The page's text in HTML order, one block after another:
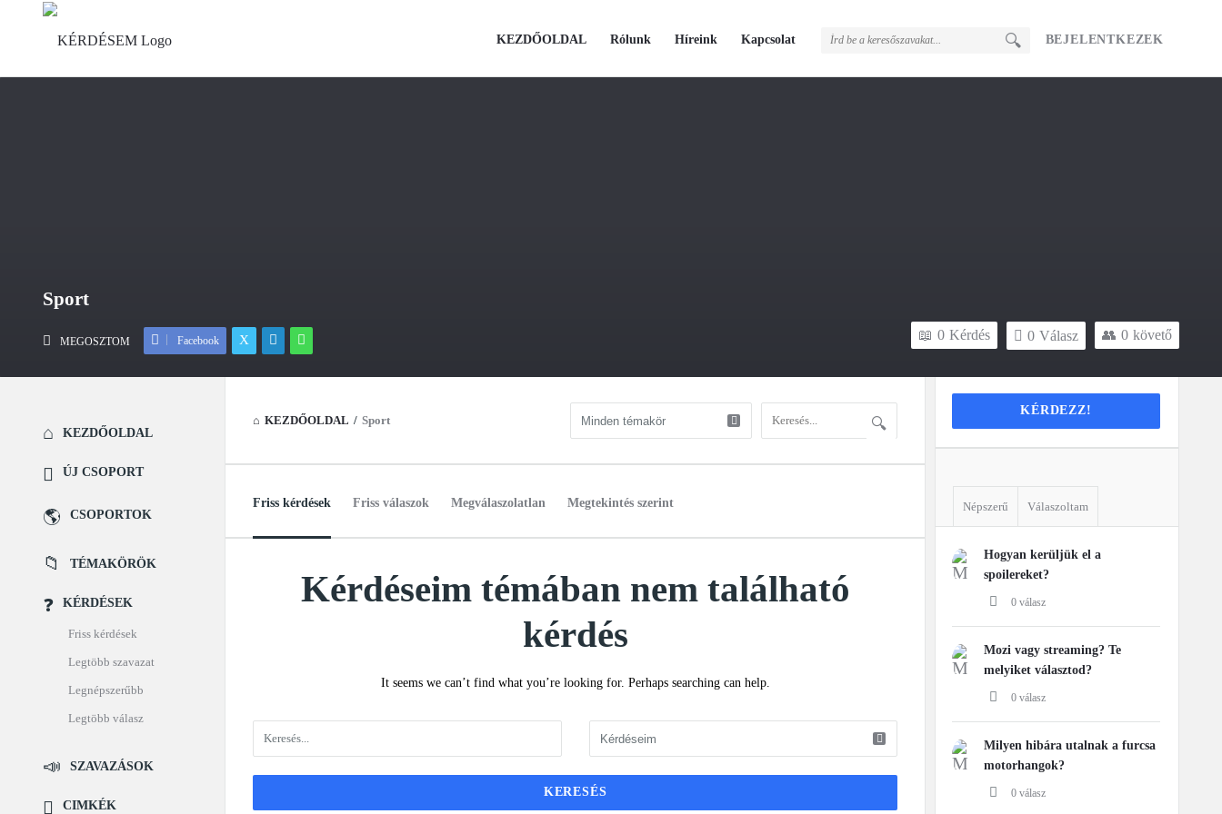
BEJELENTKEZEK
Navigáció
KEZDŐOLDAL Rólunk Híreink Kapcsolat
Sport
MEGOSZTOM Facebook 0 követő
0 Válasz
0 Kérdés
KEZDŐOLDAL / Sport
Friss kérdések Friss válaszok Megválaszolatlan Megtekintés szerint
KÉRDÉSEMKérdéseim témában nem található
kérdés
It seems we can’t find what you’re looking for. Perhaps searching can help.
Sidebar
KÉRDEZZ!
Népszerű Válaszoltam
Hogyan kerüljük el a
spoilereket?
0 válasz
Mozi vagy streaming? Te
melyiket választod?
0 válasz
Milyen hibára utalnak a furcsa
motorhangok?
0 válasz
Explore
KEZDŐOLDAL
ÚJ CSOPORT
CSOPORTOK
TÉMAKÖRÖK
KÉRDÉSEK
Friss kérdések
Legtöbb szavazat
Legnépszerűbb
Legtöbb válasz
SZAVAZÁSOK
CIMKÉK